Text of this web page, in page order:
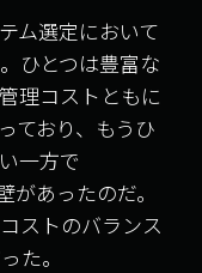
ム選定において
ひとつは豊富な
理コストともに
ており、もうひ
一方で
あったのだ。
ストのバランス
た。